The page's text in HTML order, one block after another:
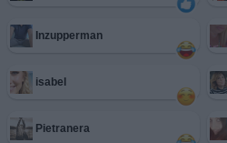
Inzupperman
isabel
Pietranera